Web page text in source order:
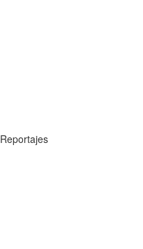
Reportajes